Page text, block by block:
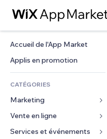
Accueil de l'App Market
Applis en promotion
CATÉGORIES
Marketing
Publicités
Mobile
Vente en ligne
Applis pour les boutiques
Services et événements